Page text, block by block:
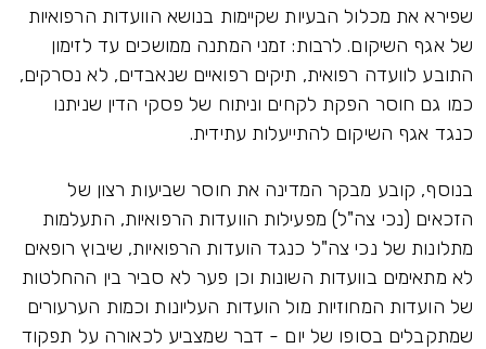
שפירא את מכלול הבעיות שקיימות בנושא הוועדות הרפואיות
של אגף השיקום. לרבות: זמני המתנה ממושכים עד לזימון
התובע לוועדה רפואית, תיקים רפואיים שנאבדים, לא נסרקים,
כמו גם חוסר הפקת לקחים וניתוח של פסקי הדין שניתנו
כנגד אגף השיקום להתייעלות עתידית.
בנוסף, קובע מבקר המדינה את חוסר שביעות רצון של
הזכאים (נכי צה"ל) מפעילות הוועדות הרפואיות, התעלמות
מתלונות של נכי צה"ל כנגד הועדות הרפואיות, שיבוץ רופאים
לא מתאימים בוועדות השונות וכן פער לא סביר בין ההחלטות
של הועדות המחוזיות מול הועדות העליונות וכמות הערעורים
שמתקבלים בסופו של יום - דבר שמצביע לכאורה על תפקוד